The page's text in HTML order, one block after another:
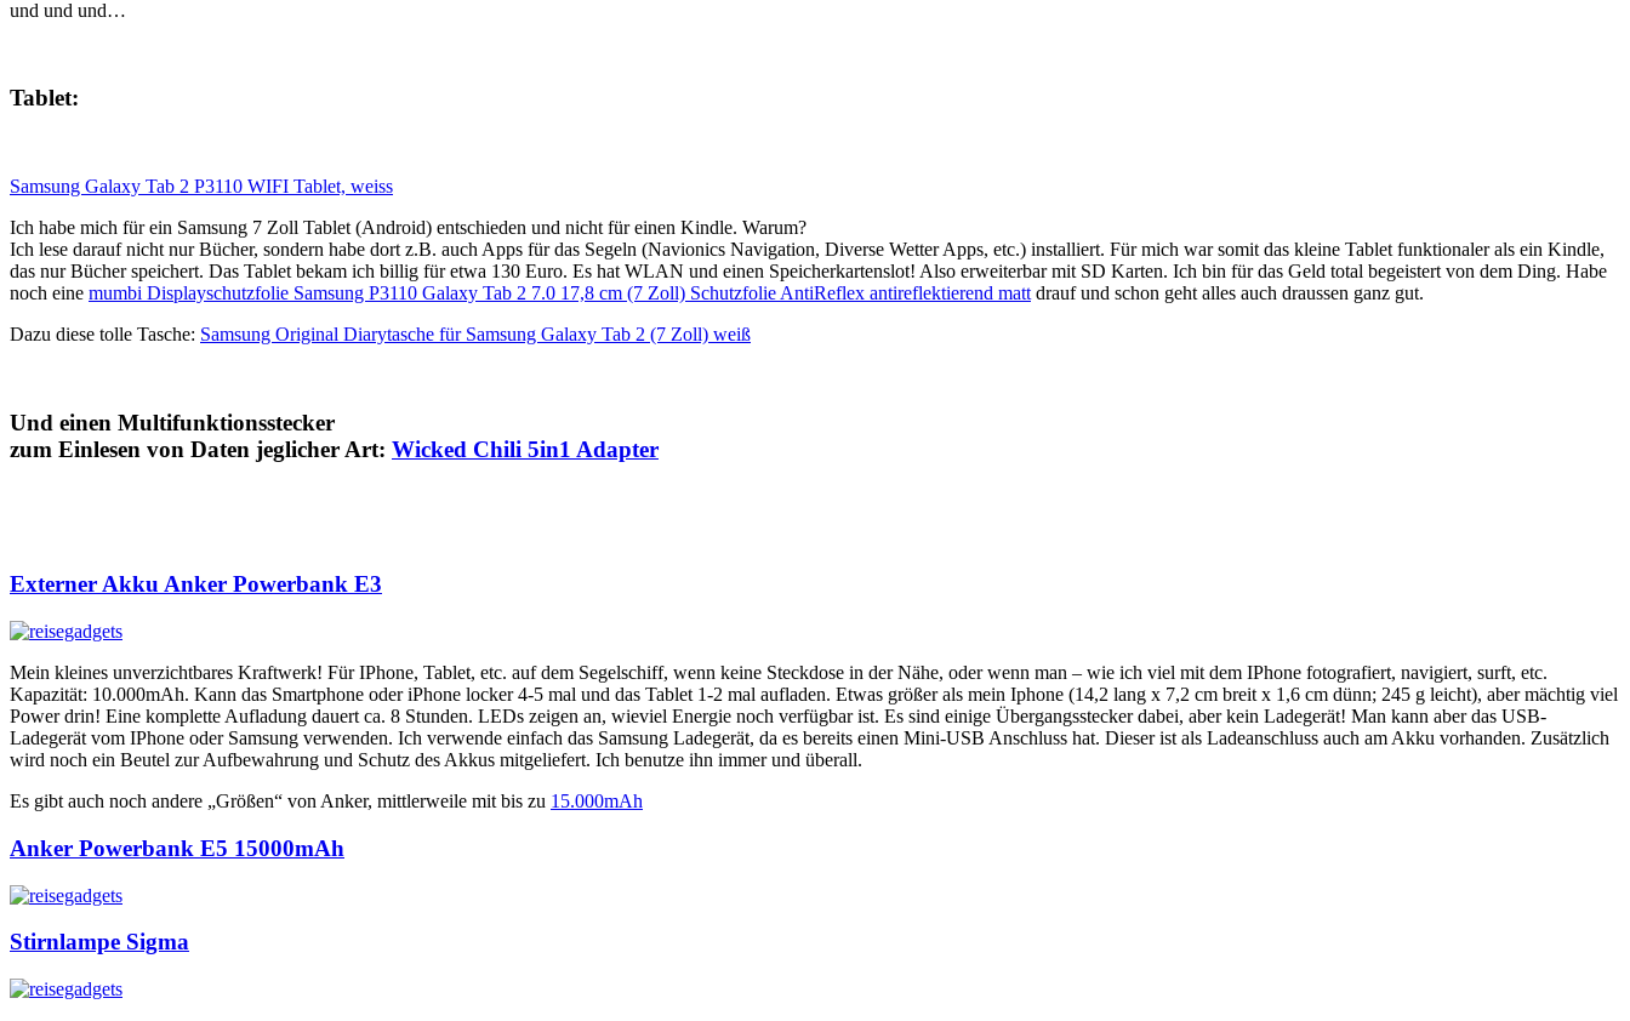
und und und…
Tablet:
Samsung Galaxy Tab 2 P3110 WIFI Tablet, weiss
Ich habe mich für ein Samsung 7 Zoll Tablet (Android) entschieden und nicht für einen Kindle. Warum?
Ich lese darauf nicht nur Bücher, sondern habe dort z.B. auch Apps für das Segeln (Navionics Navigation, Diverse Wetter Apps, etc.) installiert. Für mich war somit das kleine Tablet funktionaler als ein Kindle,
das nur Bücher speichert. Das Tablet bekam ich billig für etwa 130 Euro. Es hat WLAN und einen Speicherkartenslot! Also erweiterbar mit SD Karten. Ich bin für das Geld total begeistert von dem Ding. Habe
noch eine mumbi Displayschutzfolie Samsung P3110 Galaxy Tab 2 7.0 17,8 cm (7 Zoll) Schutzfolie AntiReflex antireflektierend matt drauf und schon geht alles auch draussen ganz gut.
Dazu diese tolle Tasche: Samsung Original Diarytasche für Samsung Galaxy Tab 2 (7 Zoll) weiß
Und einen Multifunktionsstecker
zum Einlesen von Daten jeglicher Art: Wicked Chili 5in1 Adapter
Externer Akku Anker Powerbank E3
Mein kleines unverzichtbares Kraftwerk! Für IPhone, Tablet, etc. auf dem Segelschiff, wenn keine Steckdose in der Nähe, oder wenn man – wie ich viel mit dem IPhone fotografiert, navigiert, surft, etc.
Kapazität: 10.000mAh. Kann das Smartphone oder iPhone locker 4-5 mal und das Tablet 1-2 mal aufladen. Etwas größer als mein Iphone (14,2 lang x 7,2 cm breit x 1,6 cm dünn; 245 g leicht), aber mächtig viel
Power drin! Eine komplette Aufladung dauert ca. 8 Stunden. LEDs zeigen an, wieviel Energie noch verfügbar ist. Es sind einige Übergangsstecker dabei, aber kein Ladegerät! Man kann aber das USB-
Ladegerät vom IPhone oder Samsung verwenden. Ich verwende einfach das Samsung Ladegerät, da es bereits einen Mini-USB Anschluss hat. Dieser ist als Ladeanschluss auch am Akku vorhanden. Zusätzlich
wird noch ein Beutel zur Aufbewahrung und Schutz des Akkus mitgeliefert. Ich benutze ihn immer und überall.
Es gibt auch noch andere „Größen“ von Anker, mittlerweile mit bis zu 15.000mAh
Anker Powerbank E5 15000mAh
Stirnlampe Sigma